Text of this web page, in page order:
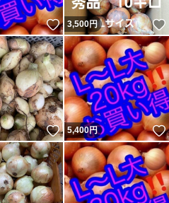
いいね！
3,500円
いいね！
5,400円